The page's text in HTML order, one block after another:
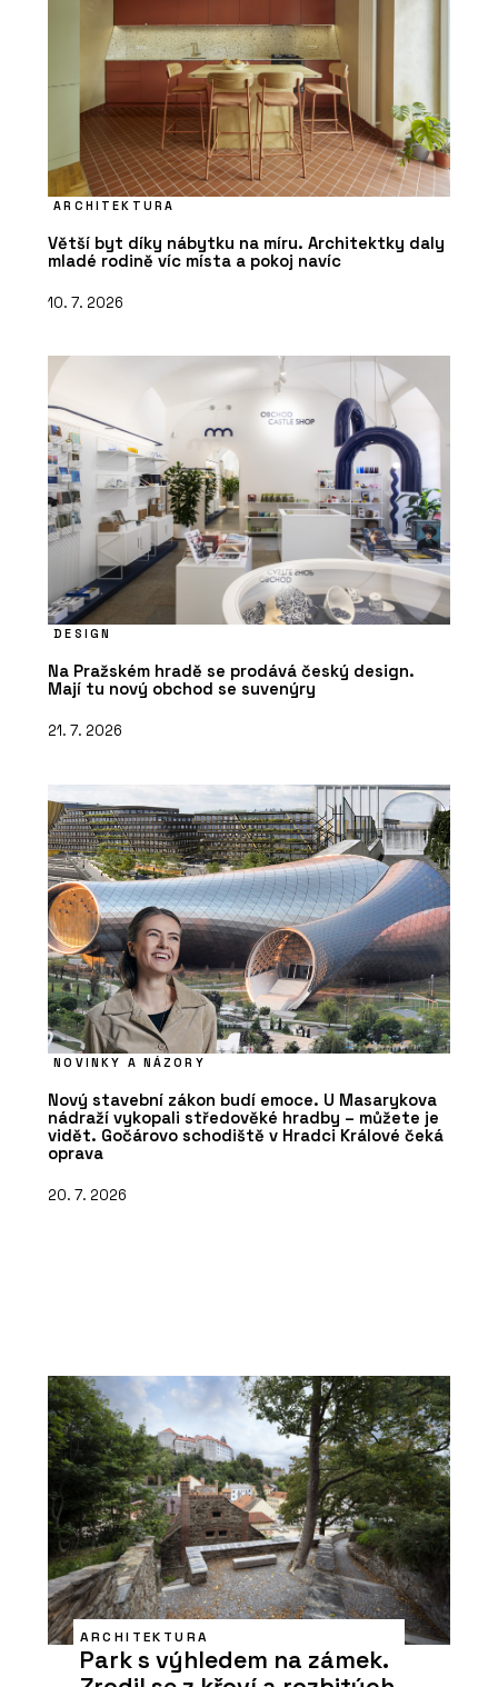
ARCHITEKTURA
Větší byt díky nábytku na míru. Architektky daly
mladé rodině víc místa a pokoj navíc
10. 7. 2026
DESIGN
Na Pražském hradě se prodává český design.
Mají tu nový obchod se suvenýry
21. 7. 2026
NOVINKY A NÁZORY
Nový stavební zákon budí emoce. U Masarykova
nádraží vykopali středověké hradby – můžete je
vidět. Gočárovo schodiště v Hradci Králové čeká
oprava
20. 7. 2026
ARCHITEKTURA
Park s výhledem na zámek.